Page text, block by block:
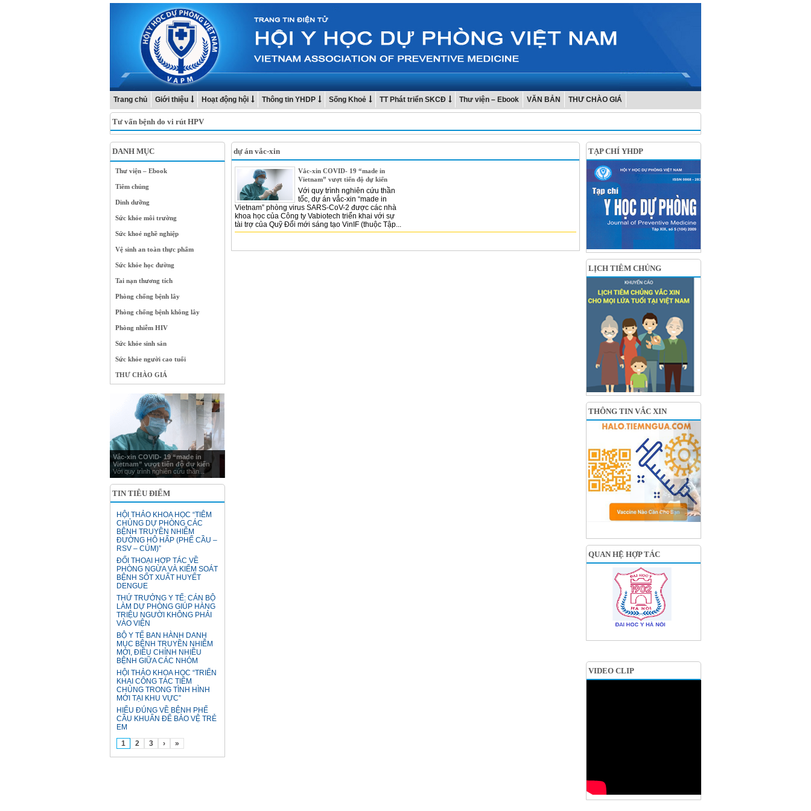
Trang chủ Giới thiệu Hoạt động hội Thông tin YHDP Sống Khoẻ TT Phát triển SKCĐ Thư viện – Ebook VĂN BẢN THƯ CHÀO GIÁ
Tư vấn bệnh do vi rút HPV
DANH MỤC
Thư viện – Ebook
Tiêm chủng
Dinh dưỡng
Sức khỏe môi trường
Sức khoẻ nghề nghiệp
Vệ sinh an toàn thực phẩm
Sức khỏe học đường
Tai nạn thương tích
Phòng chống bệnh lây
Phòng chống bệnh không lây
Phòng nhiễm HIV
Sức khỏe sinh sản
Sức khỏe người cao tuổi
THƯ CHÀO GIÁ
Vắc-xin COVID- 19 “made in
Vietnam” vượt tiến độ dự kiến
Với quy trình nghiên cứu thần...
TIN TIÊU ĐIỂM
HỘI THẢO KHOA HỌC “TIÊM
CHỦNG DỰ PHÒNG CÁC
BỆNH TRUYỀN NHIỄM
ĐƯỜNG HÔ HẤP (PHẾ CẦU –
RSV – CÚM)”
ĐỐI THOẠI HỢP TÁC VỀ
PHÒNG NGỪA VÀ KIỂM SOÁT
BỆNH SỐT XUẤT HUYẾT
DENGUE
THỨ TRƯỞNG Y TẾ: CÁN BỘ
LÀM DỰ PHÒNG GIÚP HÀNG
TRIỆU NGƯỜI KHÔNG PHẢI
VÀO VIỆN
BỘ Y TẾ BAN HÀNH DANH
MỤC BỆNH TRUYỀN NHIỄM
MỚI, ĐIỀU CHỈNH NHIỀU
BỆNH GIỮA CÁC NHÓM
HỘI THẢO KHOA HỌC “TRIỂN
KHAI CÔNG TÁC TIÊM
CHỦNG TRONG TÌNH HÌNH
MỚI TẠI KHU VỰC”
HIỂU ĐÚNG VỀ BỆNH PHẾ
CẦU KHUẨN ĐỂ BẢO VỆ TRẺ
EM
1
2 3 › »
dự án vắc-xin
Vắc-xin COVID- 19 “made in
Vietnam” vượt tiến độ dự kiến
Với quy trình nghiên cứu thần
tốc, dự án vắc-xin “made in
Vietnam” phòng virus SARS-CoV-2 được các nhà
khoa học của Công ty Vabiotech triển khai với sự
tài trợ của Quỹ Đổi mới sáng tạo VinIF (thuộc Tập...
TẠP CHÍ YHDP
LỊCH TIÊM CHỦNG
THÔNG TIN VẮC XIN
QUAN HỆ HỢP TÁC
VIDEO CLIP